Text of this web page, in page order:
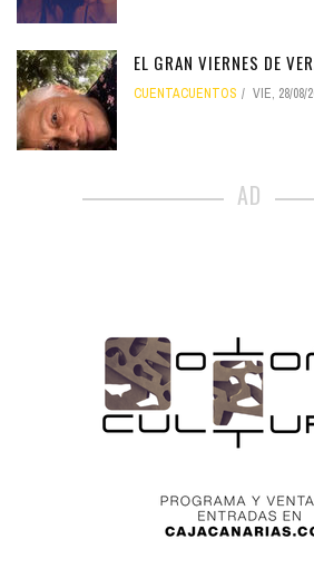
EL GRAN VIERNES DE
CUENTACUENTOS VIE, 28/08/
AD